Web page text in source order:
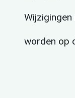
worden op